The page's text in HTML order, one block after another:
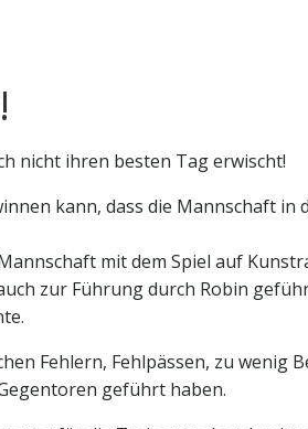
nicht ihren besten Tag erwischt!
kann, dass die Mannschaft
mit dem Spiel auf
zur Führung durch Robin
Fehlern, Fehlpässen, zu wenig
geführt haben.